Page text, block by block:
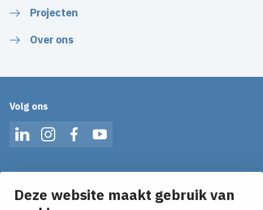
Deze website maakt gebruik van
Projecten
Over ons
Volg ons
LinkedInInstagramFacebookYouTube
Ontvang onze nieuws alerts in je mailbox!